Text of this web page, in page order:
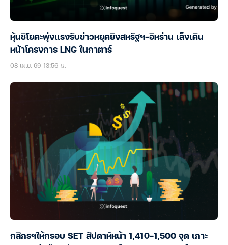
หุ้นชิโยดะพุ่งแรงรับข่าวหยุดยิงสหรัฐฯ–อิหร่าน เล็งเดิน
หน้าโครงการ LNG ในกาตาร์
08 เม.ย. 69 13:56 น.
กสิกรฯให้กรอบ SET สัปดาห์หน้า 1,410-1,500 จุด เกาะ